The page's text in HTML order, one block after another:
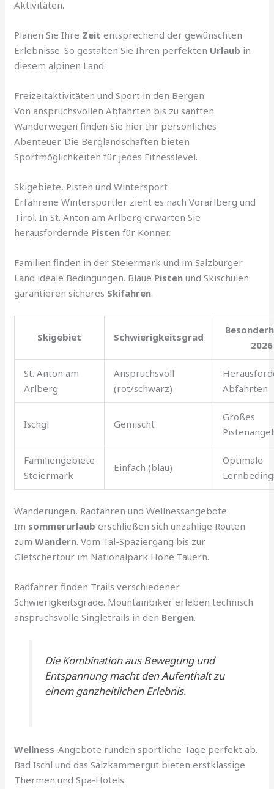
Aktivitäten.
Planen Sie Ihre Zeit entsprechend der gewünschten
Erlebnisse. So gestalten Sie Ihren perfekten Urlaub in
diesem alpinen Land.
Freizeitaktivitäten und Sport in den Bergen
Von anspruchsvollen Abfahrten bis zu sanften
Wanderwegen finden Sie hier Ihr persönliches
Abenteuer. Die Berglandschaften bieten
Sportmöglichkeiten für jedes Fitnesslevel.
Skigebiete, Pisten und Wintersport
Erfahrene Wintersportler zieht es nach Vorarlberg und
Tirol. In St. Anton am Arlberg erwarten Sie
herausfordernde Pisten für Könner.
Familien finden in der Steiermark und im Salzburger
Land ideale Bedingungen. Blaue Pisten und Skischulen
garantieren sicheres Skifahren.
Skigebiet Schwierigkeitsgrad
2026
St. Anton am
Arlberg
Anspruchsvoll
(rot/schwarz)
Abfahrten
Ischgl Gemischt
Großes
Familiengebiete
Steiermark
Einfach (blau)
Optimale
Wanderungen, Radfahren und Wellnessangebote
Im sommerurlaub erschließen sich unzählige Routen
zumWandern. Vom Tal-Spaziergang bis zur
Gletschertour im Nationalpark Hohe Tauern.
Radfahrer finden Trails verschiedener
Schwierigkeitsgrade. Mountainbiker erleben technisch
anspruchsvolle Singletrails in den Bergen.
Die Kombination aus Bewegung und
Entspannung macht den Aufenthalt zu
einem ganzheitlichen Erlebnis.
Wellness-Angebote runden sportliche Tage perfekt ab.
Bad Ischl und das Salzkammergut bieten erstklassige
Thermen und Spa-Hotels.